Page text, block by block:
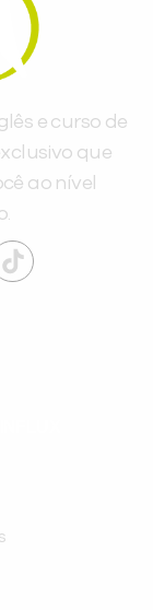
e curso de
que
ao nível